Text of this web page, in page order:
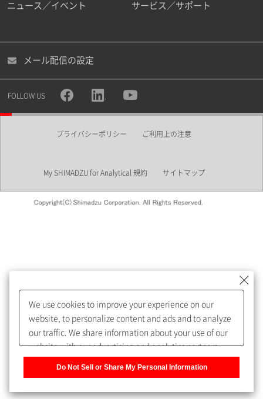
職種
所属部署
めします。
My SHIMADZU for Analyticalへ登録いただくと、技術情報や
取扱説明書・Webinarなどの閲覧ができます。
うになります。
ニュース／イベント サービス／サポート
メール配信の設定
FOLLOW US
プライバシーポリシー ご利用上の注意
My SHIMADZU for Analytical 規約 サイトマップ
We use cookies to improve your experience on our
website, to personalize content and ads and to analyze
our traffic. We share information about your use of our
website with our advertising and analytics partners,
Do Not Sell or Share My Personal Information